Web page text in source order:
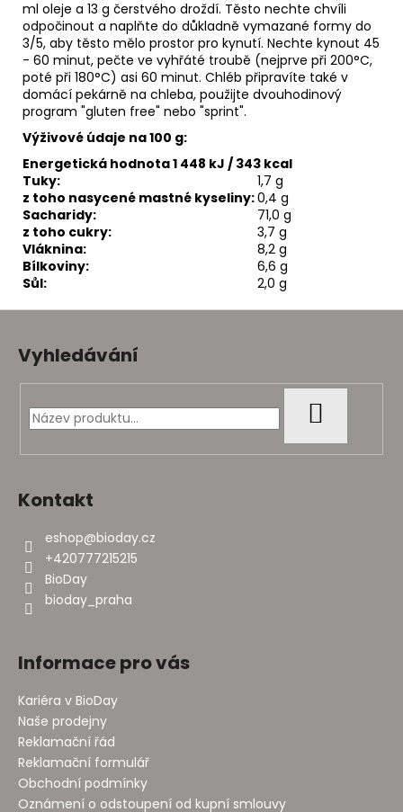
ml oleje a 13 g čerstvého droždí. Těsto nechte chvíli
odpočinout a naplňte do důkladně vymazané formy do
3/5, aby těsto mělo prostor pro kynutí. Nechte kynout 45
- 60 minut, pečte ve vyhřáté troubě (nejprve při 200°C,
poté při 180°C) asi 60 minut. Chléb připravíte také v
domácí pekárně na chleba, použijte dvouhodinový
program "gluten free" nebo "sprint".
Výživové údaje na 100 g:
Energetická hodnota 1 448 kJ / 343 kcal
Tuky:
1,7 g
z toho nasycené mastné kyseliny:0,4 g
Sacharidy:
71,0 g
z toho cukry:
3,7 g
Vláknina:
8,2 g
Bílkoviny:
6,6 g
Sůl:
2,0 g
Z
Vyhledávání
Kontakt
eshop@bioday.cz
+420777215215
BioDay
bioday_praha
Informace pro vás
Kariéra v BioDay
Naše prodejny
Reklamační řád
Reklamační formulář
Obchodní podmínky
Oznámení o odstoupení od kupní smlouvy